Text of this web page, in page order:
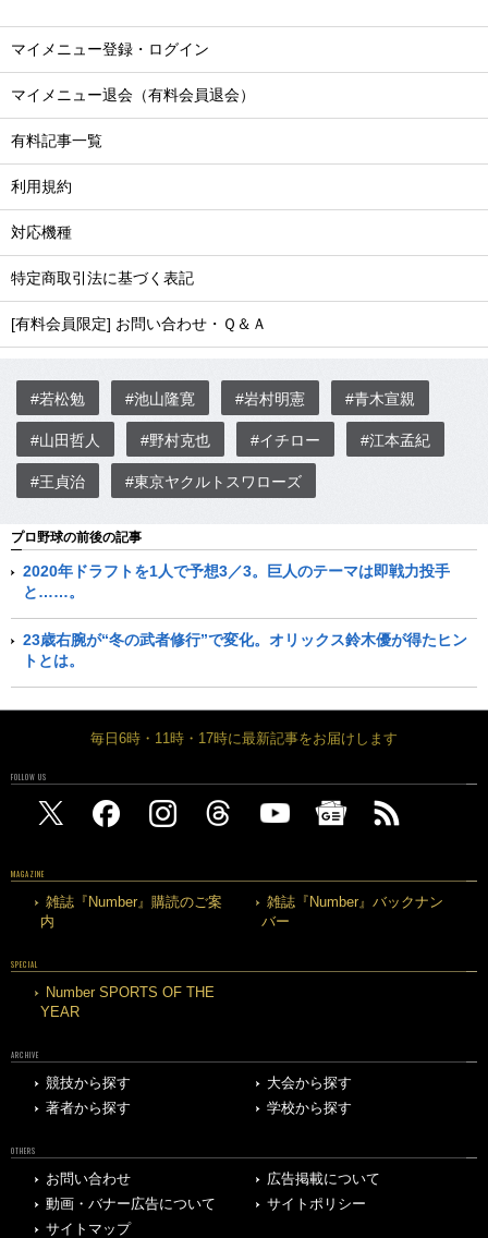
マイメニュー登録・ログイン
マイメニュー退会（有料会員退会）
有料記事一覧
利用規約
対応機種
特定商取引法に基づく表記
[有料会員限定] お問い合わせ・Ｑ＆Ａ
#若松勉 #池山隆寛 #岩村明憲 #青木宣親
#山田哲人 #野村克也 #イチロー #江本孟紀
#王貞治 #東京ヤクルトスワローズ
プロ野球の前後の記事
2020年ドラフトを1人で予想3／3。巨人のテーマは即戦力投手
と……。
23歳右腕が“冬の武者修行”で変化。オリックス鈴木優が得たヒン
トとは。
毎日6時・11時・17時に最新記事をお届けします
FOLLOW US
MAGAZINE
雑誌『Number』購読のご案
内
雑誌『Number』バックナン
バー
SPECIAL
Number SPORTS OF THE
YEAR
ARCHIVE
競技から探す
大会から探す
著者から探す
学校から探す
OTHERS
お問い合わせ
広告掲載について
動画・バナー広告について
サイトポリシー
サイトマップ